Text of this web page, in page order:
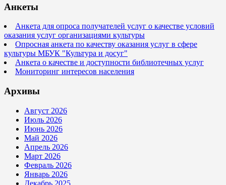
Анкеты
Анкета для опроса получателей услуг о качестве условий
оказания услуг организациями культуры
Опросная анкета по качеству оказания услуг в сфере
культуры МБУК "Культура и досуг"
Анкета о качестве и доступности библиотечных услуг
Мониторинг интересов населения
Архивы
Август 2026
Июль 2026
Июнь 2026
Май 2026
Апрель 2026
Март 2026
Февраль 2026
Январь 2026
Декабрь 2025